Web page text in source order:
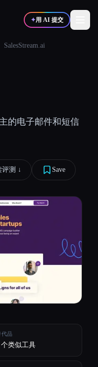
✦用 AI 提交
SalesStream.ai
的电子邮件和短信
评测 ↓︎ Save
代品
个类似工具